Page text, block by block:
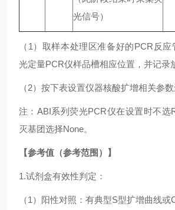
光信号）
（1）取样本处理区准备好的PCR反
光定量PCR仪样品槽相应位置，并记录
（2）按下表设置仪器核酸扩增相关参数
注：ABI系列荧光PCR仪在设置时不选
灭基团选择None。
【参考值（参考范围）】
1.试剂盒有效性判定：
（1）阳性对照：有典型S型扩增曲线或